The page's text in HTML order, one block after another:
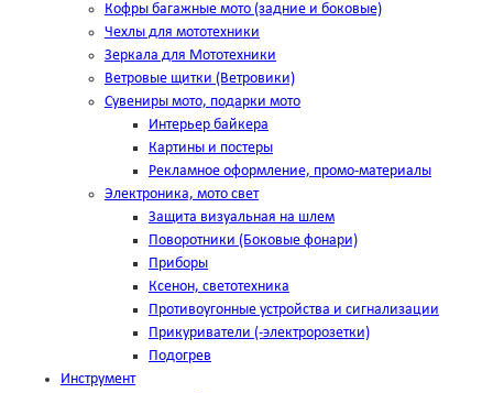
Кофры багажные мото (задние и боковые)
Чехлы для мототехники
Зеркала для Мототехники
Ветровые щитки (Ветровики)
Сувениры мото, подарки мото
Интерьер байкера
Картины и постеры
Рекламное оформление, промо-материалы
Электроника, мото свет
Защита визуальная на шлем
Поворотники (Боковые фонари)
Приборы
Ксенон, светотехника
Противоугонные устройства и сигнализации
Прикуриватели (-электророзетки)
Подогрев
Инструмент